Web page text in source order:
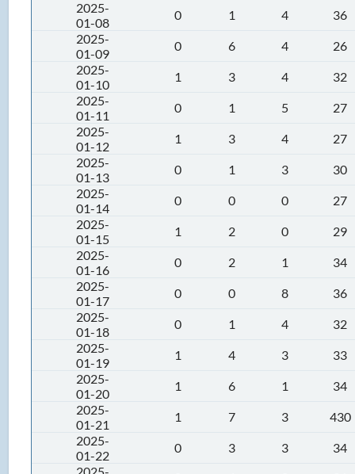
2025-
01-08
0 1 4
36
2025-
01-09
0 6 4
26
2025-
01-10
1 3 4
32
2025-
01-11
0 1 5
27
2025-
01-12
1 3 4
27
2025-
01-13
0 1 3
30
2025-
01-14
0 0 0
27
2025-
01-15
1 2 0
29
2025-
01-16
0 2 1
34
2025-
01-17
0 0 8
36
2025-
01-18
0 1 4
32
2025-
01-19
1 4 3
33
2025-
01-20
1 6 1
34
2025-
01-21
1 7 3
430
2025-
01-22
0 3 3
34